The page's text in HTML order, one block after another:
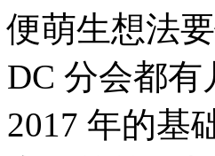
便萌生想法
DC 分会都
2017 年的基